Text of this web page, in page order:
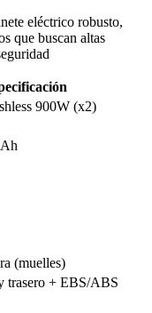
eléctrico robusto,
que buscan altas
900W (x2)
(muelles)
trasero + EBS/ABS